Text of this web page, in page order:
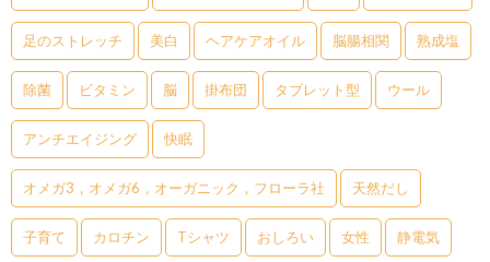
足のストレッチ 美白 ヘアケアオイル 脳腸相関 熟成塩
除菌 ビタミン 脳 掛布団 タブレット型 ウール
アンチエイジング 快眠
オメガ3，オメガ6，オーガニック，フローラ社 天然だし
子育て カロチン Tシャツ おしろい 女性 静電気